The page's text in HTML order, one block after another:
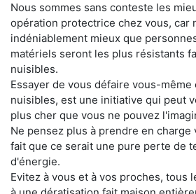
Nous sommes sans conteste les
opération protectrice chez vous, car
indéniablement mieux que
matériels seront les plus résistants
nuisibles.
Essayer de vous défaire vous-même
nuisibles, est une initiative qui peut
plus cher que vous ne pouvez
Ne pensez plus à prendre en
fait que ce serait une pure perte de
d'énergie.
Evitez à vous et à vos proches, tous